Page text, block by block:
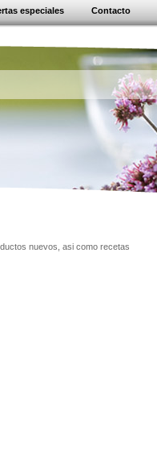
especiales Contacto
nuevos, asi como recetas